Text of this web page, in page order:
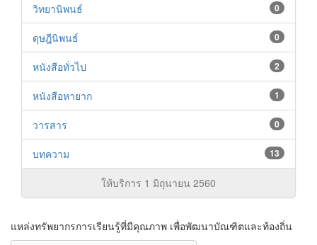
0
วิทยานิพนธ์
0
ดุษฎีนิพนธ์
2
หนังสือทั่วไป
1
หนังสือหายาก
0
วารสาร
13
บทความ
ให้บริการ 1 มิถุนายน 2560
แหล่งทรัพยากรการเรียนรู้ที่มีคุณภาพ เพื่อพัฒนาบัณฑิตและท้องถิ่น